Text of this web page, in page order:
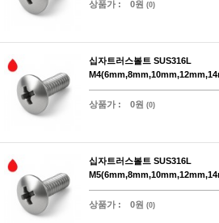
상품가 : 0원 (0)
십자트러스볼트 SUS316L
상품가 : 0원 (0)
십자트러스볼트 SUS316L
상품가 : 0원 (0)